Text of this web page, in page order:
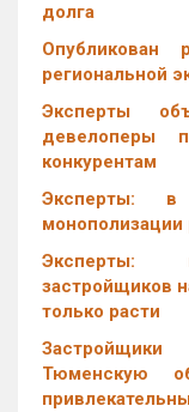
долга
Опубликован
региональной
Эксперты
девелоперы
конкурентам
Эксперты: в
монополизации
Эксперты:
застройщиков
только расти
Тюменскую